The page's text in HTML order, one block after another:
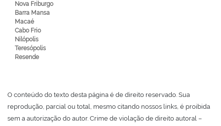
Nova Friburgo
Barra Mansa
Macaé
Cabo Frio
Nilópolis
Teresópolis
Resende
O conteúdo do texto desta página é de direito reservado. Sua
reprodução, parcial ou total, mesmo citando nossos links, é proibida
sem a autorização do autor. Crime de violação de direito autoral –